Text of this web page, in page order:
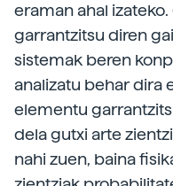
eraman ahal
garrantzitsu diren
sistemak beren
analizatu behar dira
elementu
dela gutxi arte
nahi zuen, baina